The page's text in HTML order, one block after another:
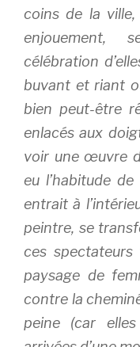
coins de la
enjouement,
célébration
buvant et riant
bien peut-être
enlacés aux
voir une œuvre
eu l’habitude
entrait à
peintre, se
ces
paysage de
contre la
peine (car